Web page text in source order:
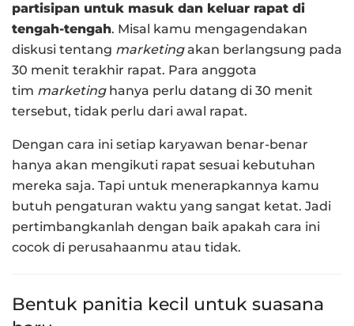
partisipan untuk masuk dan keluar rapat di
tengah-tengah. Misal kamu mengagendakan
diskusi tentang marketingakan berlangsung pada
30 menit terakhir rapat. Para anggota
tim marketinghanya perlu datang di 30 menit
tersebut, tidak perlu dari awal rapat.
Dengan cara ini setiap karyawan benar-benar
hanya akan mengikuti rapat sesuai kebutuhan
mereka saja. Tapi untuk menerapkannya kamu
butuh pengaturan waktu yang sangat ketat. Jadi
pertimbangkanlah dengan baik apakah cara ini
cocok di perusahaanmu atau tidak.
Bentuk panitia kecil untuk suasana